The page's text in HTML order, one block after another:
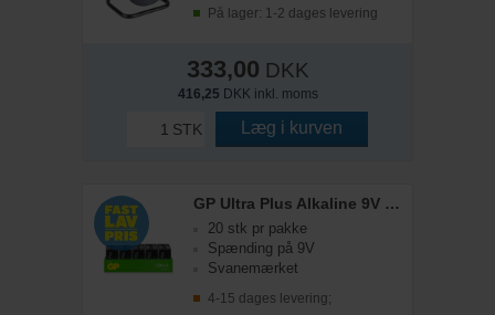
På lager: 1-2 dages levering
333,00 DKK
416,25 DKK inkl. moms
STK Læg i kurven
GP Ultra Plus Alkaline 9V – 20-pak
20 stk pr pakke
Spænding på 9V
Svanemærket
4-15 dages levering;